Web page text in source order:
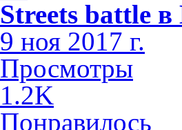
Streets battle
9 ноя 2017 г.
Просмотры
1.2K
Понравилось